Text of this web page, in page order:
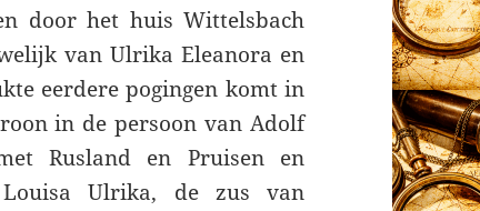
door het huis Wittelsbach
van Ulrika Eleanora en
eerdere pogingen komt in
in de persoon van Adolf
Rusland en Pruisen en
Ulrika, de zus van